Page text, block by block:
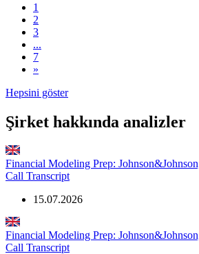
1
2
3
...
7
»
Hepsini göster
Şirket hakkında analizler
Financial Modeling Prep:
Call Transcript
15.07.2026
Financial Modeling Prep:
Call Transcript